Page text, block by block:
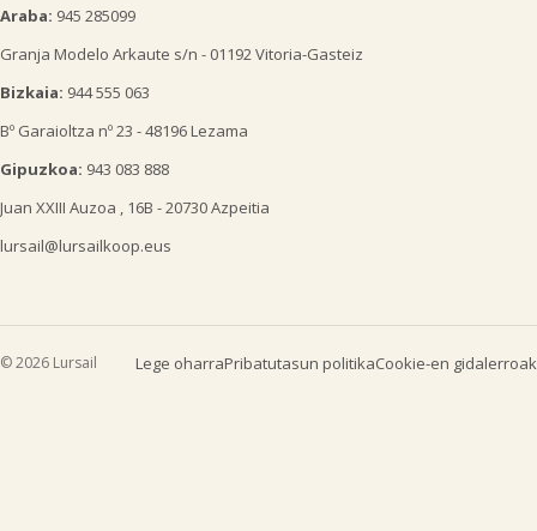
Araba: 945 285099
Granja Modelo Arkaute s/n - 01192 Vitoria-Gasteiz
Bizkaia: 944 555 063
Bº Garaioltza nº 23 - 48196 Lezama
Gipuzkoa: 943 083 888
Juan XXIII Auzoa , 16B - 20730 Azpeitia
lursail@lursailkoop.eus
© 2026 Lursail Lege oharraPribatutasun politikaCookie-en gidalerroak